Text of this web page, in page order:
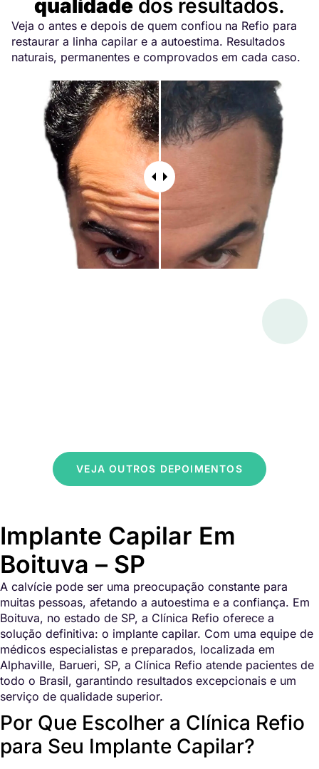
qualidade dos resultados.
Veja o antes e depois de quem confiou na Refio para
restaurar a linha capilar e a autoestima. Resultados
naturais, permanentes e comprovados em cada caso.
VEJA OUTROS DEPOIMENTOS
Implante Capilar Em
Boituva – SP
A calvície pode ser uma preocupação constante para
muitas pessoas, afetando a autoestima e a confiança. Em
Boituva, no estado de SP, a Clínica Refio oferece a
solução definitiva: o implante capilar. Com uma equipe de
médicos especialistas e preparados, localizada em
Alphaville, Barueri, SP, a Clínica Refio atende pacientes de
todo o Brasil, garantindo resultados excepcionais e um
serviço de qualidade superior.
Por Que Escolher a Clínica Refio
para Seu Implante Capilar?